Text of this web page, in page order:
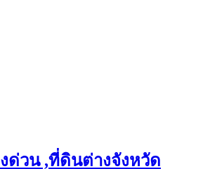
ด่วน ,ที่ดินต่างจังหวัด